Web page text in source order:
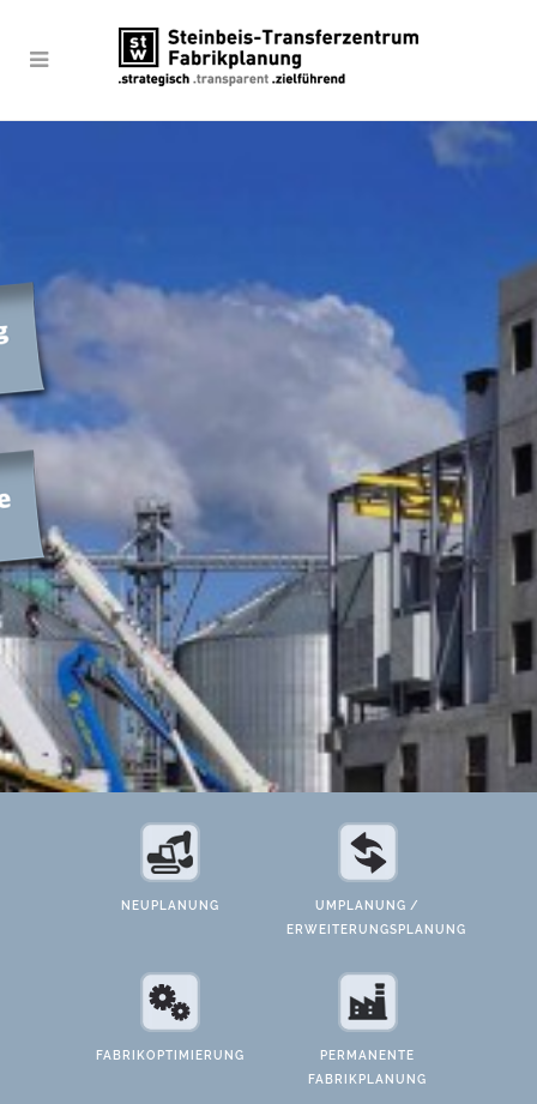
NEUPLANUNG
UMPLANUNG /
ERWEITERUNGSPLANUNG
FABRIKOPTIMIERUNG
PERMANENTE
FABRIKPLANUNG